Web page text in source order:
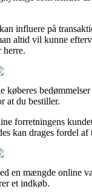
influere på
altid vil kunne
herre.
at du bestiller.
forretningens
kan drages fordel
en mængde online
et indkøb.